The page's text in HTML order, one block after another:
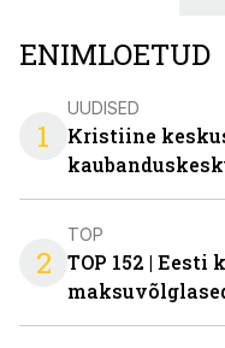
ENIMLOETUD
1
UUDISED
Kristiine
2
TOP
TOP 152 | Eesti